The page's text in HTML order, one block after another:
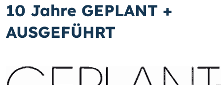
10 Jahre GEPLANT +
AUSGEFÜHRT